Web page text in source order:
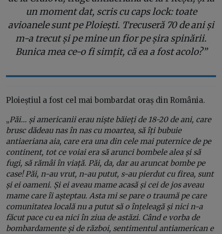
un moment dat, scris cu caps lock: toate
avioanele sunt pe Ploiești. Trecuseră 70 de ani și
m-a trecut și pe mine un fior pe șira spinării.
Bunica mea ce-o fi simțit, că ea a fost acolo?”
Ploieștiul a fost cel mai bombardat oraș din România.
„Păi… și americanii erau niște băieți de 18-20 de ani, care
brusc dădeau nas în nas cu moartea, să îți bubuie
antiaeriana aia, care era una din cele mai puternice de pe
continent, tot ce voiai era să arunci bombele alea și să
fugi, să rămâi în viață. Păi, da, dar au aruncat bombe pe
case! Păi, n-au vrut, n-au putut, s-au pierdut cu firea, sunt
și ei oameni. Și ei aveau mame acasă și cei de jos aveau
mame care îi așteptau. Asta mi se pare o traumă pe care
comunitatea locală nu a putut să o înțeleagă și nici n-a
făcut pace cu ea nici în ziua de astăzi. Când e vorba de
bombardamente și de război, sentimentul antiamerican e